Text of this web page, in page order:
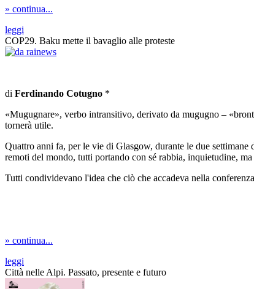
» continua...
leggi
COP29. Baku mette il bavaglio alle proteste
di Ferdinando Cotugno *
«Mugugnare», verbo intransitivo, derivato da mugugno –
tornerà utile.
Quattro anni fa, per le vie di Glasgow, durante le due
remoti del mondo, tutti portando con sé rabbia, inquietudine, ma
Tutti condividevano l'idea che ciò che accadeva nella
» continua...
leggi
Città nelle Alpi. Passato, presente e futuro